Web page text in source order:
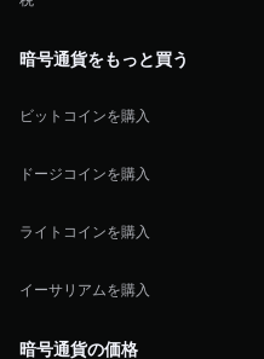
暗号通貨をもっと買う
ビットコインを購入
ドージコインを購入
ライトコインを購入
イーサリアムを購入
暗号通貨の価格